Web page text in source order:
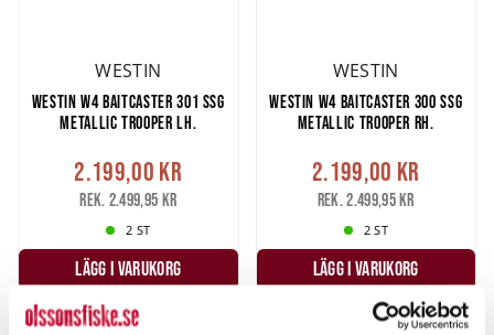
WESTIN
WESTIN W4 BAITCASTER 301 SSG
METALLIC TROOPER LH.
2.199,00 kr
Rek. 2.499,95 kr
2 ST
LÄGG I VARUKORG
WESTIN
WESTIN W4 BAITCASTER 300 SSG
METALLIC TROOPER RH.
2.199,00 kr
Rek. 2.499,95 kr
2 ST
LÄGG I VARUKORG